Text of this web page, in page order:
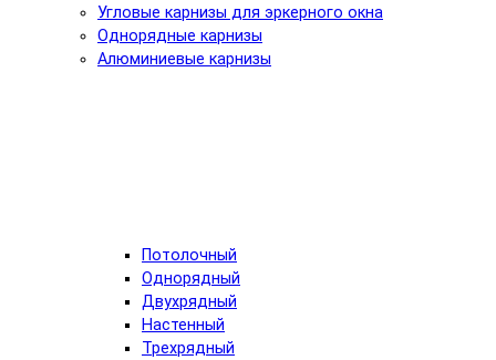
Угловые карнизы для эркерного окна
Однорядные карнизы
Алюминиевые карнизы
Потолочный
Однорядный
Двухрядный
Настенный
Трехрядный